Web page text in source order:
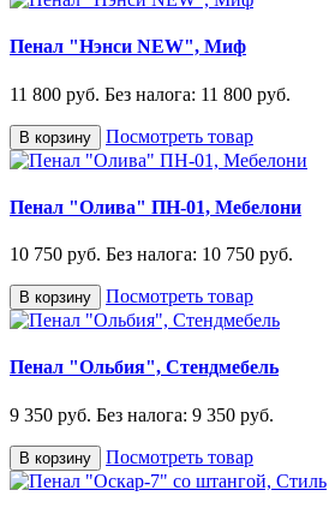
Пенал "Нэнси NEW", Миф
11 800 руб. Без налога: 11 800 руб.
В корзину Посмотреть товар
Пенал "Олива" ПН-01, Мебелони
10 750 руб. Без налога: 10 750 руб.
В корзину Посмотреть товар
Пенал "Ольбия", Стендмебель
9 350 руб. Без налога: 9 350 руб.
В корзину Посмотреть товар